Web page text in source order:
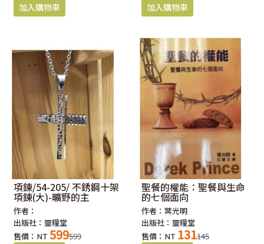
項鍊/54-205/ 不銹鋼十架
項鍊(大)-曠野的主
作者：
出版社：靈糧堂
售價：NT 599599
聖餐的權能：聖餐與生命
的七個面向
作者：葉光明
出版社：靈糧堂
售價：NT 131145